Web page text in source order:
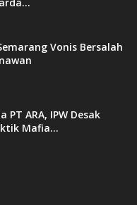
Vonis Bersalah
PT ARA, IPW Desak
Mafia...